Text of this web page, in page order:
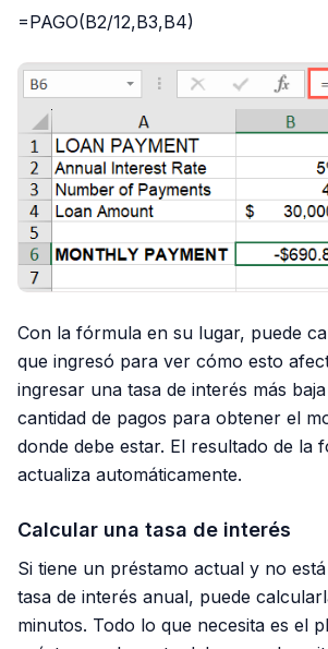
=PAGO(B2/12,B3,B4)
Con la fórmula en su lugar, puede
que ingresó para ver cómo esto
ingresar una tasa de interés más
cantidad de pagos para obtener el
donde debe estar. El resultado de la
actualiza automáticamente.
Calcular una tasa de interés
Si tiene un préstamo actual y no
tasa de interés anual, puede
minutos. Todo lo que necesita es el